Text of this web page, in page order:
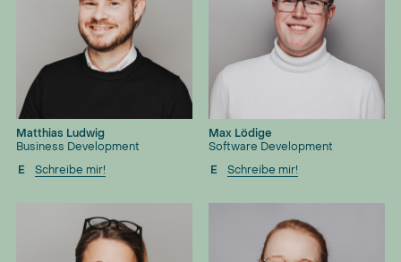
Matthias Ludwig
Business Development
E
Schreibe mir!
Max Lödige
Software Development
E
Schreibe mir!